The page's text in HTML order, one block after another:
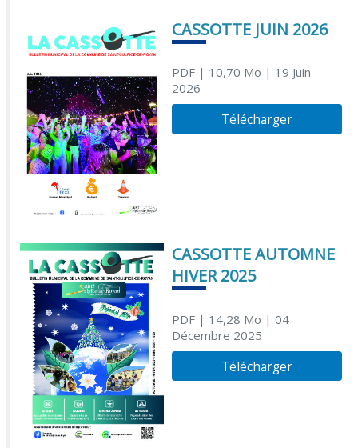
CASSOTTE JUIN 2026
PDF| 10,70 Mo | 19 Juin
2026
Télécharger
CASSOTTE AUTOMNE
HIVER 2025
PDF| 14,28 Mo | 04
Décembre 2025
Télécharger